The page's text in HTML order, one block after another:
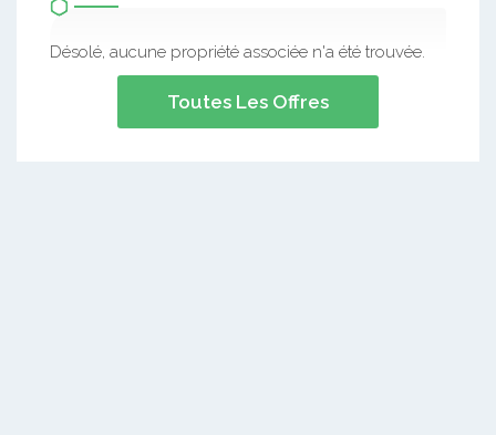
Désolé, aucune propriété associée n'a été trouvée.
Toutes Les Offres